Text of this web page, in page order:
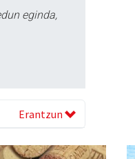
eginda,
Erantzun